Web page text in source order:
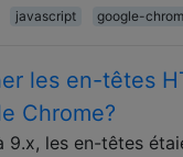
javascript google-
les en-têtes
Chrome?
9.x, les en-têtes